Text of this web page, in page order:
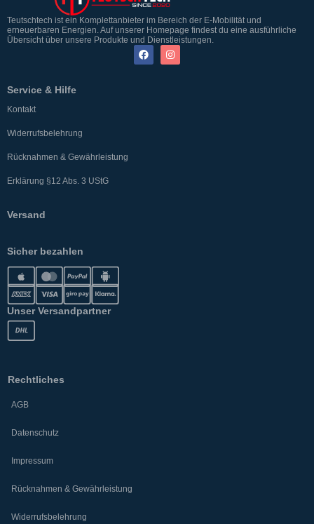
Teutschtech ist ein Komplettanbieter im Bereich der E-Mobilität und
erneuerbaren Energien. Auf unserer Homepage findest du eine ausführliche
Übersicht über unsere Produkte und Dienstleistungen.
Service & Hilfe
Kontakt
Widerrufsbelehrung
Rücknahmen & Gewährleistung
Erklärung §12 Abs. 3 UStG
Versand
Sicher bezahlen
Unser Versandpartner
Rechtliches
AGB
Datenschutz
Impressum
Rücknahmen & Gewährleistung
Widerrufsbelehrung